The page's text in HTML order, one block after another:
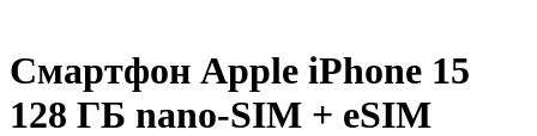
Смартфон Apple iPhone 15
128 ГБ nano-SIM + eSIM